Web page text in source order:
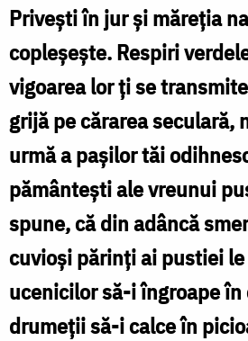
Stănile
spre
mănăstirea
din
vârful
Ceahlăului
/
Foto:
Oana
Nechifor
Privești în jur și măreția
copleșește. Respiri
vigoarea lor ți se
grijă pe cărarea seculară,
urmă a pașilor tăi
pământești ale vreunui
spune, că din adâncă
cuvioși părinți ai pustiei le
ucenicilor să-i îngroape
drumeții să-i calce în